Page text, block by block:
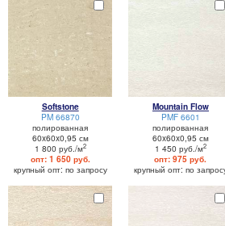
Softstone
PM 66870
полированная
60x60x0,95 см
1 800 руб./м2
опт: 1 650 руб.
крупный опт: по запросу
Mountain Flow
PMF 6601
полированная
60x60x0,95 см
1 450 руб./м2
опт: 975 руб.
крупный опт: по